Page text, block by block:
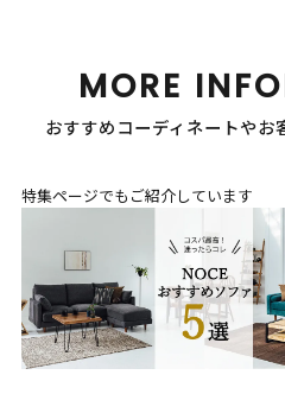
MORE
おすすめコーディネートやお
特集ページでもご紹介しています